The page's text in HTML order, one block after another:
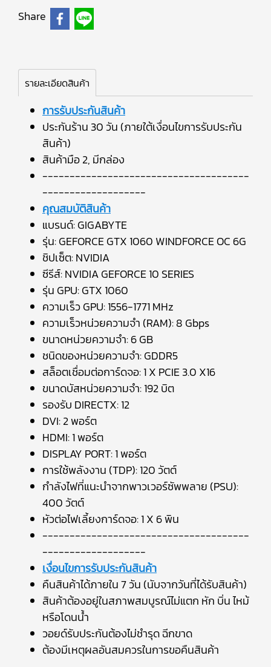
Share
รายละเอียดสินค้า
การรับประกันสินค้า
ประกันร้าน 30 วัน (ภายใต้เงื่อนไขการรับประกัน
สินค้า)
สินค้ามือ 2, มีกล่อง
--------------------------------------
-------------------
คุณสมบัติสินค้า
แบรนด์: GIGABYTE
รุ่น: GEFORCE GTX 1060 WINDFORCE OC 6G
ชิปเซ็ต: NVIDIA
ซีรีส์: NVIDIA GEFORCE 10 SERIES
รุ่น GPU: GTX 1060
ความเร็ว GPU: 1556-1771 MHz
ความเร็วหน่วยความจำ (RAM): 8 Gbps
ขนาดหน่วยความจำ: 6 GB
ชนิดของหน่วยความจำ: GDDR5
สล็อตเชื่อมต่อการ์ดจอ: 1 X PCIE 3.0 X16
ขนาดบัสหน่วยความจำ: 192 บิต
รองรับ DIRECTX: 12
DVI: 2 พอร์ต
HDMI: 1 พอร์ต
DISPLAY PORT: 1 พอร์ต
การใช้พลังงาน (TDP): 120 วัตต์
กำลังไฟที่แนะนำจากพาวเวอร์ซัพพลาย (PSU):
400 วัตต์
หัวต่อไฟเลี้ยงการ์ดจอ: 1 X 6 พิน
--------------------------------------
-------------------
เงื่อนไขการรับประกันสินค้า
คืนสินค้าได้ภายใน 7 วัน (นับจากวันที่ได้รับสินค้า)
สินค้าต้องอยู่ในสภาพสมบูรณ์ไม่แตก หัก บิ่น ไหม้
หรือโดนน้ำ
วอยด์รับประกันต้องไม่ชำรุด ฉีกขาด
ต้องมีเหตุผลอันสมควรในการขอคืนสินค้า